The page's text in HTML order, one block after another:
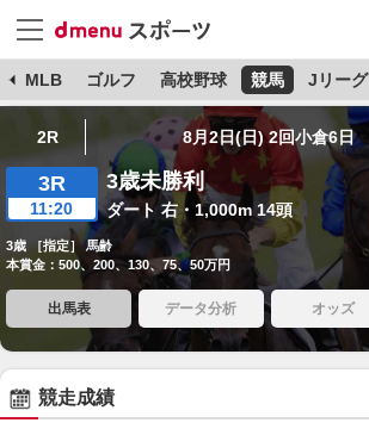
MLB ゴルフ 高校野球 競馬 Jリーグ
2R 8月2日(日) 2回小倉6日
3R
11:20
3歳未勝利
ダート 右・1,000m 14頭
3歳 ［指定］ 馬齢
本賞金：500、200、130、75、50万円
出馬表 データ分析 オッズ
競走成績